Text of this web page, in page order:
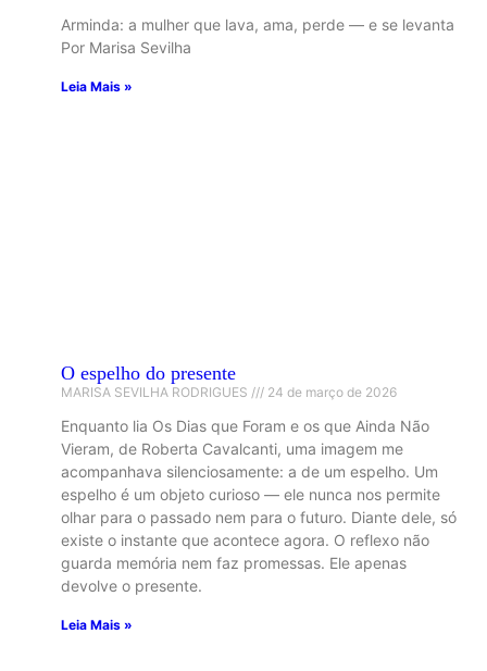
Arminda: a mulher que lava, ama, perde — e se levanta
Por Marisa Sevilha
Leia Mais »
O espelho do presente
MARISA SEVILHA RODRIGUES 24 de março de 2026
Enquanto lia Os Dias que Foram e os que Ainda Não
Vieram, de Roberta Cavalcanti, uma imagem me
acompanhava silenciosamente: a de um espelho. Um
espelho é um objeto curioso — ele nunca nos permite
olhar para o passado nem para o futuro. Diante dele, só
existe o instante que acontece agora. O reflexo não
guarda memória nem faz promessas. Ele apenas
devolve o presente.
Leia Mais »